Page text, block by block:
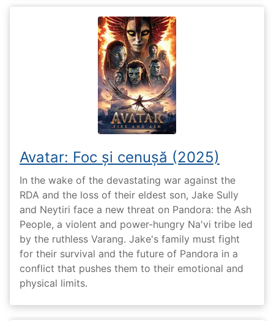
Avatar: Foc și cenușă (2025)
In the wake of the devastating war against the
RDA and the loss of their eldest son, Jake Sully
and Neytiri face a new threat on Pandora: the Ash
People, a violent and power-hungry Na'vi tribe led
by the ruthless Varang. Jake's family must fight
for their survival and the future of Pandora in a
conflict that pushes them to their emotional and
physical limits.